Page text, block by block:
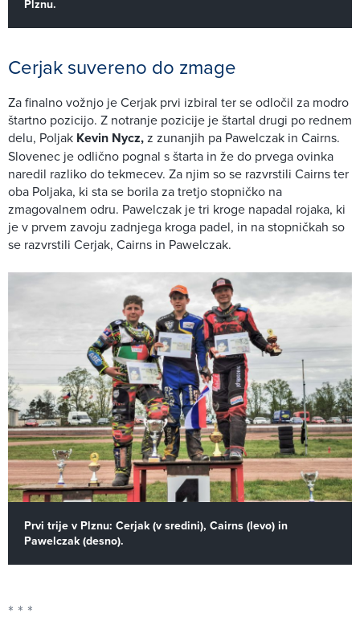
Plznu.
Cerjak suvereno do zmage
Za finalno vožnjo je Cerjak prvi izbiral ter se odločil za modro
štartno pozicijo. Z notranje pozicije je štartal drugi po rednem
delu, Poljak Kevin Nycz,z zunanjih pa Pawelczak in Cairns.
Slovenec je odlično pognal s štarta in že do prvega ovinka
naredil razliko do tekmecev. Za njim so se razvrstili Cairns ter
oba Poljaka, ki sta se borila za tretjo stopničko na
zmagovalnem odru. Pawelczak je tri kroge napadal rojaka, ki
je v prvem zavoju zadnjega kroga padel, in na stopničkah so
se razvrstili Cerjak, Cairns in Pawelczak.
Prvi trije v Plznu: Cerjak (v sredini), Cairns (levo) in
Pawelczak (desno).